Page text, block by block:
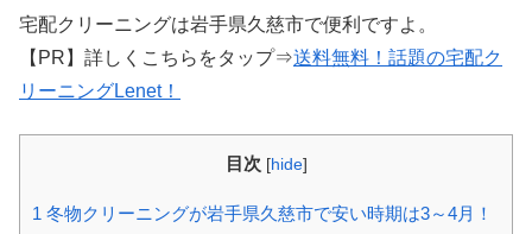
宅配クリーニングは岩手県久慈市で便利ですよ。
【PR】詳しくこちらをタップ⇒送料無料！話題の宅配ク
リーニングLenet！
目次 [hide]
1 冬物クリーニングが岩手県久慈市で安い時期は3～4月！